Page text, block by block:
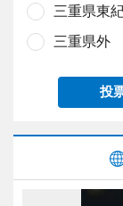
三重県東
三重県外
投